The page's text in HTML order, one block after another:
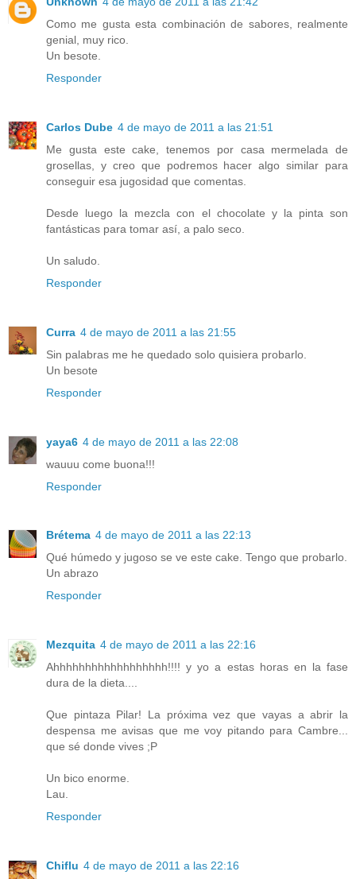
Como me gusta esta combinación de sabores, realmente
genial, muy rico.
Un besote.
Responder
Carlos Dube 4 de mayo de 2011 a las 21:51
Me gusta este cake, tenemos por casa mermelada de
grosellas, y creo que podremos hacer algo similar para
conseguir esa jugosidad que comentas.
Desde luego la mezcla con el chocolate y la pinta son
fantásticas para tomar así, a palo seco.
Un saludo.
Responder
Curra 4 de mayo de 2011 a las 21:55
Sin palabras me he quedado solo quisiera probarlo.
Un besote
Responder
yaya6 4 de mayo de 2011 a las 22:08
wauuu come buona!!!
Responder
Brétema 4 de mayo de 2011 a las 22:13
Qué húmedo y jugoso se ve este cake. Tengo que probarlo.
Un abrazo
Responder
Mezquita 4 de mayo de 2011 a las 22:16
Ahhhhhhhhhhhhhhhhhh!!!! y yo a estas horas en la fase
dura de la dieta....
Que pintaza Pilar! La próxima vez que vayas a abrir la
despensa me avisas que me voy pitando para Cambre...
que sé donde vives ;P
Un bico enorme.
Lau.
Responder
Chiflu 4 de mayo de 2011 a las 22:16